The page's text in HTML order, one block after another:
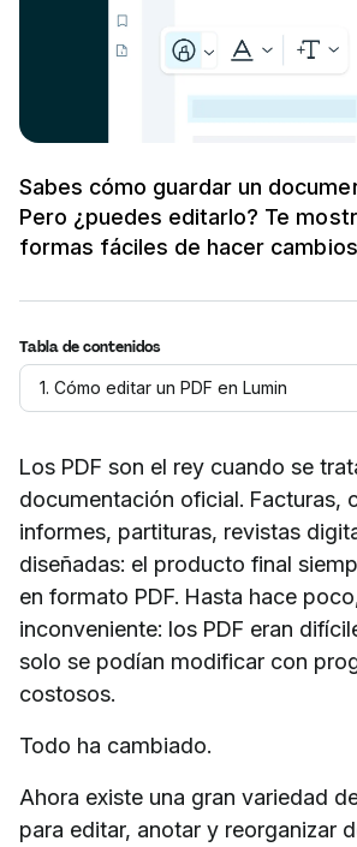
Sabes cómo guardar un
Pero ¿puedes editarlo? Te
formas fáciles de hacer
Tabla de contenidos
Los PDF son el rey cuando se
documentación oficial. Facturas,
informes, partituras, revistas
diseñadas: el producto final
en formato PDF. Hasta hace
inconveniente: los PDF eran
solo se podían modificar con
costosos.
Todo ha cambiado.
Ahora existe una gran variedad
para editar, anotar y reorganizar